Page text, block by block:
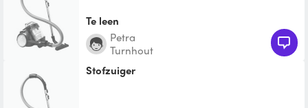
Te leen
Petra
Turnhout
Stofzuiger